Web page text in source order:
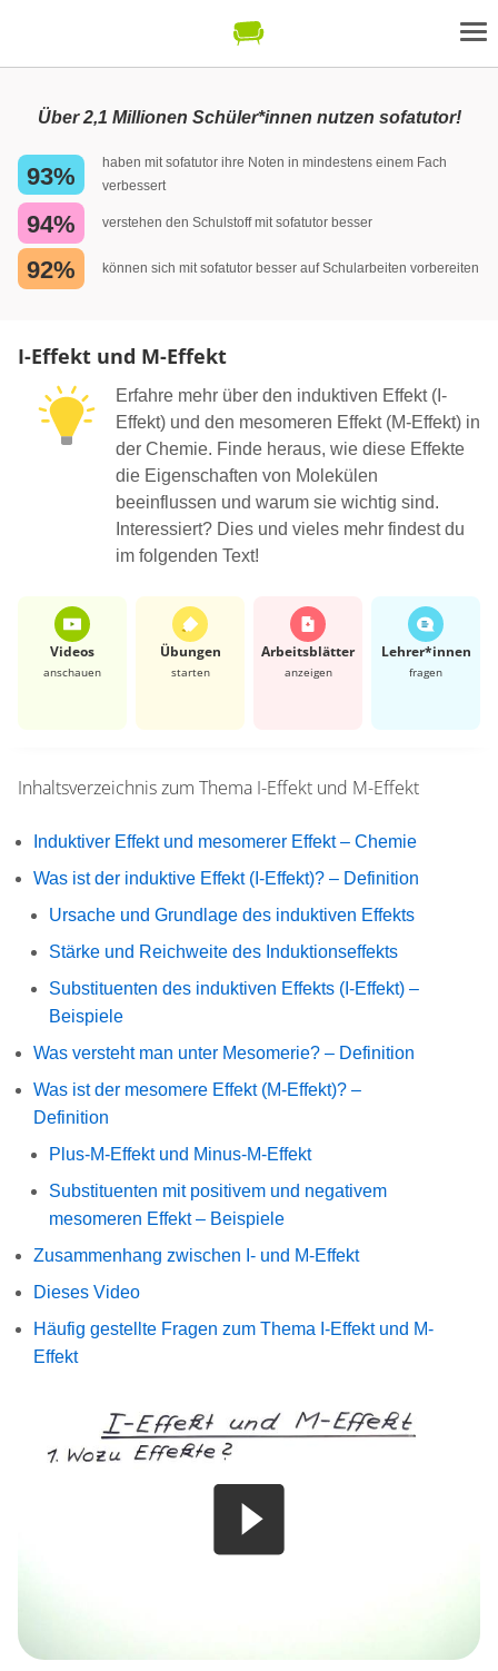
Über 2,1 Millionen Schüler*innen nutzen sofatutor!
93%
haben mit sofatutor ihre Noten in mindestens einem Fach
verbessert
94% verstehen den Schulstoff mit sofatutor besser
92% können sich mit sofatutor besser auf Schularbeiten vorbereiten
I-Effekt und M-Effekt
Erfahre mehr über den induktiven Effekt (I-
Effekt) und den mesomeren Effekt (M-Effekt) in
der Chemie. Finde heraus, wie diese Effekte
die Eigenschaften von Molekülen
beeinflussen und warum sie wichtig sind.
Interessiert? Dies und vieles mehr findest du
im folgenden Text!
Videos
anschauen
Übungen
starten
Arbeits­blätter
anzeigen
Lehrer*​innen
fragen
Inhaltsverzeichnis zum Thema I-Effekt und M-Effekt
Induktiver Effekt und mesomerer Effekt – Chemie
Was ist der induktive Effekt (I-Effekt)? – Definition
Ursache und Grundlage des induktiven Effekts
Stärke und Reichweite des Induktionseffekts
Substituenten des induktiven Effekts (I-Effekt) –
Beispiele
Was versteht man unter Mesomerie? – Definition
Was ist der mesomere Effekt (M-Effekt)? –
Definition
Plus-M-Effekt und Minus-M-Effekt
Substituenten mit positivem und negativem
mesomeren Effekt – Beispiele
Zusammenhang zwischen I- und M-Effekt
Dieses Video
Häufig gestellte Fragen zum Thema I-Effekt und M-
Effekt